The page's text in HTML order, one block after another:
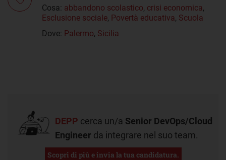
Cosa: abbandono scolastico, crisi economica,
Esclusione sociale, Povertà educativa, Scuola
Dove: Palermo, Sicilia
DEPP cerca un/a Senior DevOps/Cloud
Engineer da integrare nel suo team.
Scopri di più e invia la tua candidatura.